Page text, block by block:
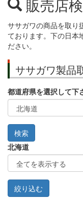
販売店
ササガワの商品を取り
ております。下の日本
ださい。
ササガワ製品
都道府県を選択して下
北海道